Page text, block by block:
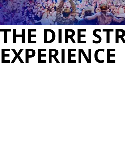
THE DIRE
EXPERIENCE